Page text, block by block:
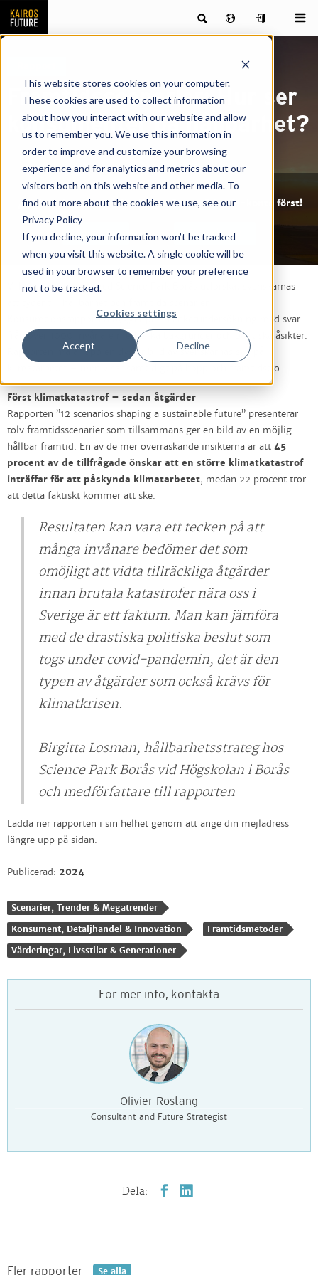
This website stores cookies on your computer.
These cookies are used to collect information
about how you interact with our website and allow
us to remember you. We use this information in
order to improve and customize your browsing
experience and for analytics and metrics about our
visitors both on this website and other media. To
find out more about the cookies we use, see our
Privacy Policy
If you decline, your information won’t be tracked
when you visit this website. A single cookie will be
used in your browser to remember your preference
not to be tracked.
Cookies settings
Accept Decline
Framtidsscenarier: Hur ser
konsumenter på hållbarhet?
Psst, logga in på ditt Kairos Future Friends-konto först!
Logga in Skapa konto
Vi har tillsammans med Science Park Borås utforskat svenskarnas
Konsumtionsrapporten bygger på en enkätundersökning med svar
från över 1000 invånare med olika bakgrunder och politiska åsikter.
Rapporten målar upp en dyster bild av svenskarnas syn på
klimatarbetet – men visar samtidigt på hopp och framtidstro.
Först klimatkatastrof – sedan åtgärder
Rapporten ”12 scenarios shaping a sustainable future” presenterar
tolv framtidsscenarier som tillsammans ger en bild av en möjlig
hållbar framtid. En av de mer överraskande insikterna är att 45
procent av de tillfrågade önskar att en större klimatkatastrof
inträffar för att påskynda klimatarbetet, medan 22 procent tror
att detta faktiskt kommer att ske.
Resultaten kan vara ett tecken på att
många invånare bedömer det som
omöjligt att vidta tillräckliga åtgärder
innan brutala katastrofer nära oss i
Sverige är ett faktum. Man kan jämföra
med de drastiska politiska beslut som
togs under covid-pandemin, det är den
typen av åtgärder som också krävs för
klimatkrisen.
Birgitta Losman, hållbarhetsstrateg hos
Science Park Borås vid Högskolan i Borås
och medförfattare till rapporten
Ladda ner rapporten i sin helhet genom att ange din mejladress
längre upp på sidan.
Publicerad: 2024
Scenarier, Trender & Megatrender
Konsument, Detaljhandel & Innovation
Framtidsmetoder
Värderingar, Livsstilar & Generationer
För mer info, kontakta
Olivier Rostang
Consultant and Future Strategist
Dela:
Fler rapporter Se alla